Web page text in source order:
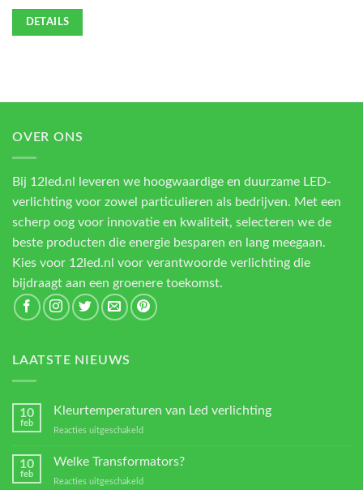
DETAILS
OVER ONS
Bij 12led.nl leveren we hoogwaardige en duurzame LED-
verlichting voor zowel particulieren als bedrijven. Met een
scherp oog voor innovatie en kwaliteit, selecteren we de
beste producten die energie besparen en lang meegaan.
Kies voor 12led.nl voor verantwoorde verlichting die
bijdraagt aan een groenere toekomst.
LAATSTE NIEUWS
10
feb
Kleurtemperaturen van Led verlichting
Reacties uitgeschakeld
verlichting
10
feb
Welke Transformators?
Reacties uitgeschakeld